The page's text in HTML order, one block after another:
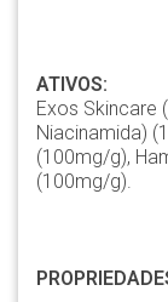
ATIVOS:
Exos Skincare
Niacinamida)
(100mg/g),
(100mg/g).